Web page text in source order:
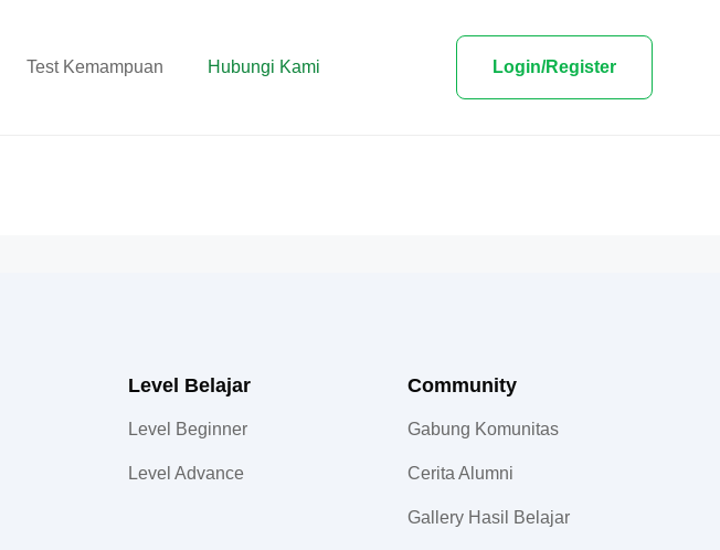
Test Kemampuan Hubungi Kami Login/Register
Level Belajar
Level Beginner
Level Advance
Community​
Gabung Komunitas
Cerita Alumni
Gallery Hasil Belajar